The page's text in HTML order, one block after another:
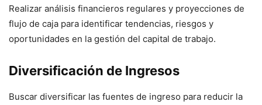
Realizar análisis financieros regulares y proyecciones de
flujo de caja para identificar tendencias, riesgos y
oportunidades en la gestión del capital de trabajo.
Diversificación de Ingresos
Buscar diversificar las fuentes de ingreso para reducir la